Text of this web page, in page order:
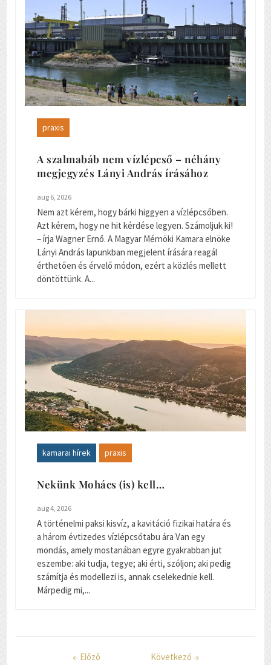
praxis
A szalmabáb nem vízlépcső – néhány
megjegyzés Lányi András írásához
aug 6, 2026
Nem azt kérem, hogy bárki higgyen a vízlépcsőben.
Azt kérem, hogy ne hit kérdése legyen. Számoljuk ki!
– írja Wagner Ernő. A Magyar Mérnöki Kamara elnöke
Lányi András lapunkban megjelent írására reagál
érthetően és érvelő módon, ezért a közlés mellett
döntöttünk. A...
kamarai hírek praxis
Nekünk Mohács (is) kell…
aug 4, 2026
A történelmi paksi kisvíz, a kavitáció fizikai határa és
a három évtizedes vízlépcsőtabu ára Van egy
mondás, amely mostanában egyre gyakrabban jut
eszembe: aki tudja, tegye; aki érti, szóljon; aki pedig
számítja és modellezi is, annak cselekednie kell.
Márpedig mi,...
← Előző Következő →